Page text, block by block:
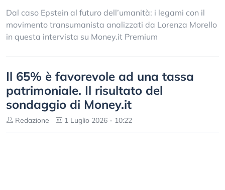
Dal caso Epstein al futuro dell’umanità: i legami con il
movimento transumanista analizzati da Lorenza Morello
in questa intervista su Money.it Premium
Il 65% è favorevole ad una tassa
patrimoniale. Il risultato del
sondaggio di Money.it
Redazione 1 Luglio 2026 - 10:22